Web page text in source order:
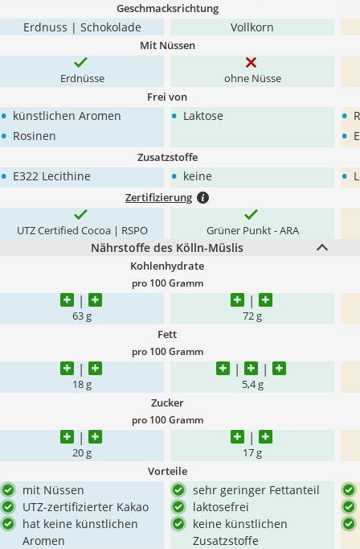
Geschmacksrichtung
Erdnuss | Schokolade Vollkorn
Mit Nüssen
Erdnüsse ohne Nüsse
Frei von
• künstlichen Aromen
• Rosinen
• Laktose •
•
Zusatzstoffe
• E322 Lecithine • keine •
Zertifizierung
UTZ Certified Cocoa | RSPO Grüner Punkt - ARA
Nährstoffe des Kölln-Müslis
Kohlenhydrate
pro 100 Gramm
63 g 72 g
Fett
pro 100 Gramm
18 g 5,4 g
Zucker
pro 100 Gramm
20 g 17 g
Vorteile
mit Nüssen
UTZ-zertifizierter Kakao
hat keine künstlichen
Aromen
sehr geringer Fettanteil
laktosefrei
keine künstlichen
Zusatzstoffe